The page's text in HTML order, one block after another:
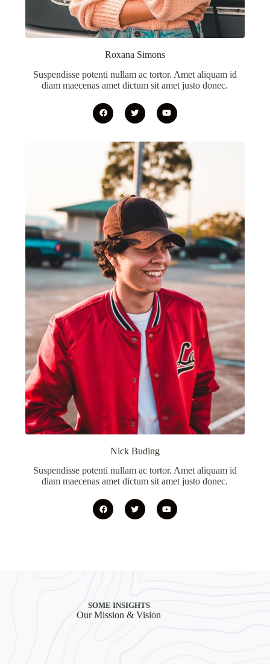
Roxana Simons
Suspendisse potenti nullam ac tortor. Amet aliquam id
diam maecenas amet dictum sit amet justo donec.
Nick Buding
Suspendisse potenti nullam ac tortor. Amet aliquam id
diam maecenas amet dictum sit amet justo donec.
SOME INSIGHTS
Our Mission & Vision